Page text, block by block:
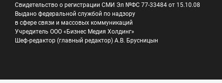
Свидетельство о регистрации СМИ Эл №ФС 77-33484 от 15.10.08
Выдано федеральной службой по надзору
в сфере связи и массовых коммуникаций
Учредитель ООО «Бизнес Медия Холдинг»
Шеф-редактор (главный редактор) А.В. Брусницын